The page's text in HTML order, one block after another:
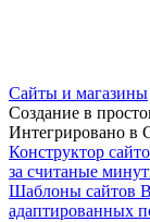
Сайты и магазины
Создание в
Интегрировано в
Конструктор
за считаные
Шаблоны сайтов
адаптированных